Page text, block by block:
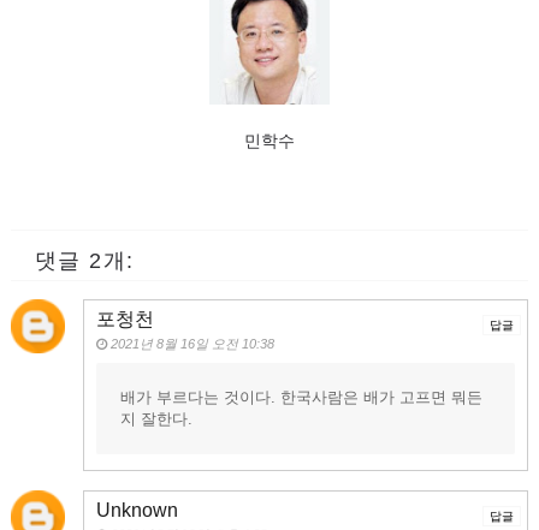
민학수
댓글 2개:
포청천
2021년 8월 16일 오전 10:38
배가 부르다는 것이다. 한국사람은 배가 고프면 뭐든
지 잘한다.
답글
Unknown 답글